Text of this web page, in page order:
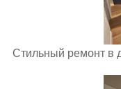
Стильный ремонт в